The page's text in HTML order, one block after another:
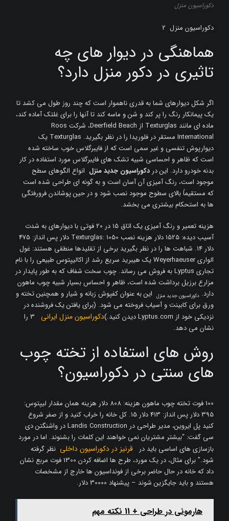
دکوراسیون منزل
دکوراسیون منزل 2
هماهنگی در دیوار های چه
تاثیری در دکور منزل دارد؟
اگر شکل دیوارهای شما به قدری ناهموار است که چند روز طول می کشد تا
یک پیمانکار رنگ را پر کند و شن و ماسه کند تا آنها را برای غلتک آماده کند،
ماده ای مانند Texturglas از Deerfield Beach، شرکت Roos
International مستقر در فلوریدا را در نظر بگیرید. Texturglas یک
دیوارپوش تنفسی و غیر سمی است که از فایبرگلاس خوب ساخته شده
است که ظاهر و احساسی شبیه تشک های فایبرگلاس مورد استفاده در کار
بدنه خودرو دارد. این دردکوراسیون جدید منزل انواع الگوهای سطح
موجود است، رنگ آمیزی آن آسان است و به گونه ای طراحی شده است
که مستقیماً بالای سطوح موجود نصب شود و در حین پوشاندن فرورفتگی
ها به استحکام بیشتری می بخشد.
هزینه تعمیر و رنگ آمیزی یک اتاق 15 در 20 فوتی با دیوارهای به شدت
آسیب دیده: 1525 دلار هزینه نصب Texturglas: 1050 دلار پس انداز: 475
دلار 14. شباهت ها را در نظر بگیرید برخی از تقلیدها منطقی هستند: غول
الواری Weyerhaeuser یک هیبرید سریع رشد از اکالیپتوس طبیعی را با نام
تجاری Lyptus به فروش می رساند. چوب سخت شفاف که به طور پایدار در
مزارع برزیل برداشت شده است، ظاهر و احساس بسیار شبیه چوب ماهون
دارد. دکوراسیون جدید منزل این به عنوان کفپوش زبانه و شیار و همچنین تخته و
ورق برای کابینت و آسیاب فروخته می شود. (برای یافتن یک فروشنده در
نزدیکی خود از Lyptus.com دیدن کنید.)
دکوراسیون منزل ایرانی
3 را
نشان می دهد.
روش های استفاده از تخته چوب
های سنتی در دکوراسیون؟
100 فوت تخته چوب ماهون هزینه: 808 دلار هزینه همان مقدار لیپتوس:
395 دلار پس انداز: 413 دلار 15. کل خانه را خراب کنید و از صفر شروع
کنید پل ایروین، مدیر طراحی در Landis Construction در واشنگتن دی
سی گفت: “بیشتر مشتریان نمی خواهند این کلمات را بشنوند. اما در مورد
بازسازی های اساسی باید در قرنیز در دکوراسیون داخلی نظر گرفته
شود.” برای مثال، در یک مورد، طرح ها اضافه کردن 1300 فوت مربع نشان
داد که خانه در حال حاضر برخی از فونداسیون ها خارج از مشخصات
هستند و باید جایگزین شوند – پیشنهاد 30000 دلار.
هارمونی در طراحی + 11 نکته مهم